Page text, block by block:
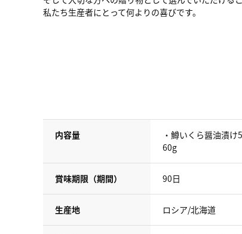
私たち生産者にとって何よりの喜びです。
内容量
・鱒いくら醤油漬
60g
賞味期限（期間） 90日
生産地 ロシア/北海道